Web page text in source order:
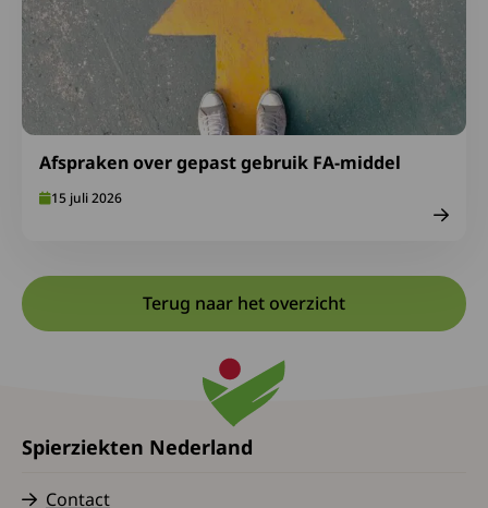
Afspraken over gepast gebruik FA-middel
15 juli 2026
Terug naar het overzicht
Spierziekten Nederland
Contact